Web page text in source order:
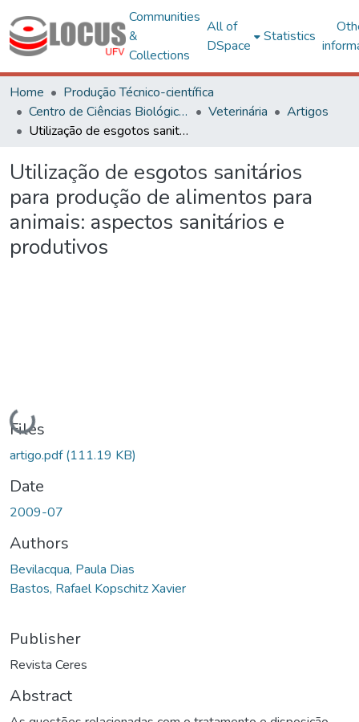
Communities
&
Collections
All of
DSpace
Statistics
Home
Produção Técnico-científica
Centro de Ciências Biológicas e da Saúde
Veterinária
Artigos
Utilização de esgotos sanitários para produção de alimentos para animais: aspectos sanitários e produtivos
Utilização de esgotos sanitários
para produção de alimentos para
animais: aspectos sanitários e
produtivos
Loading...
Files
artigo.pdf(111.19 KB)
Date
2009-07
Authors
Bevilacqua, Paula Dias
Bastos, Rafael Kopschitz Xavier
Publisher
Revista Ceres
Abstract